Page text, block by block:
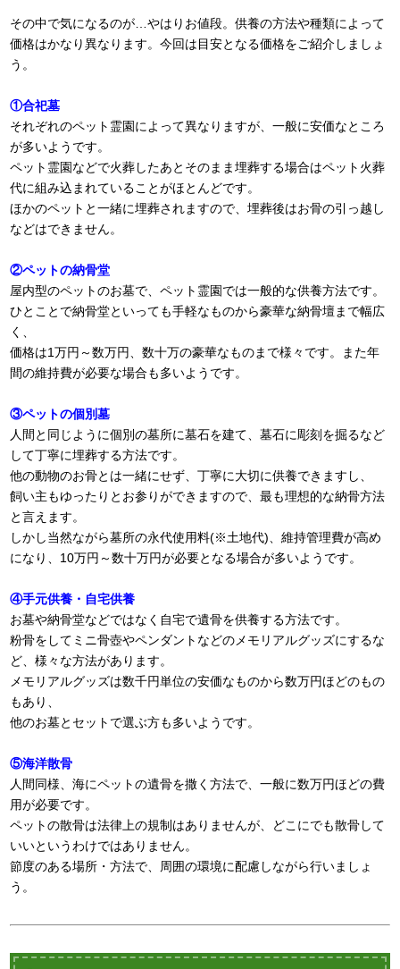
その中で気になるのが…やはりお値段。供養の方法や種類によって
価格はかなり異なります。今回は目安となる価格をご紹介しましょ
う。
①合祀墓
それぞれのペット霊園によって異なりますが、一般に安価なところ
が多いようです。
ペット霊園などで火葬したあとそのまま埋葬する場合はペット火葬
代に組み込まれていることがほとんどです。
ほかのペットと一緒に埋葬されますので、埋葬後はお骨の引っ越し
などはできません。
②ペットの納骨堂
屋内型のペットのお墓で、ペット霊園では一般的な供養方法です。
ひとことで納骨堂といっても手軽なものから豪華な納骨壇まで幅広
く、
価格は1万円～数万円、数十万の豪華なものまで様々です。また年
間の維持費が必要な場合も多いようです。
③ペットの個別墓
人間と同じように個別の墓所に墓石を建て、墓石に彫刻を掘るなど
して丁寧に埋葬する方法です。
他の動物のお骨とは一緒にせず、丁寧に大切に供養できますし、
飼い主もゆったりとお参りができますので、最も理想的な納骨方法
と言えます。
しかし当然ながら墓所の永代使用料(※土地代)、維持管理費が高め
になり、10万円～数十万円が必要となる場合が多いようです。
④手元供養・自宅供養
お墓や納骨堂などではなく自宅で遺骨を供養する方法です。
粉骨をしてミニ骨壺やペンダントなどのメモリアルグッズにするな
ど、様々な方法があります。
メモリアルグッズは数千円単位の安価なものから数万円ほどのもの
もあり、
他のお墓とセットで選ぶ方も多いようです。
⑤海洋散骨
人間同様、海にペットの遺骨を撒く方法で、一般に数万円ほどの費
用が必要です。
ペットの散骨は法律上の規制はありませんが、どこにでも散骨して
いいというわけではありません。
節度のある場所・方法で、周囲の環境に配慮しながら行いましょ
う。